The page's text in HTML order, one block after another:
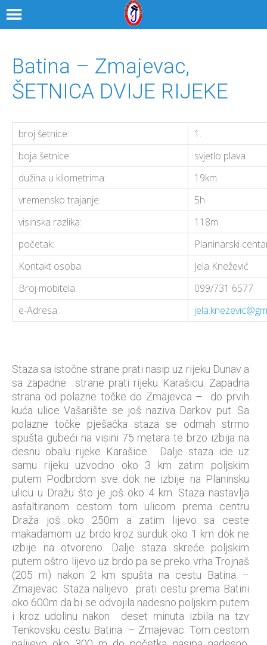
Batina – Zmajevac,
ŠETNICA DVIJE RIJEKE
broj šetnice:
1.
boja šetnice:
svjetlo plava
dužina u kilometrima:
19km
vremensko trajanje:
5h
visinska razlika:
118m
početak:
Planinarski
Kontakt osoba:
Jela Knežević
Broj mobitela:
099/731 6577
e-Adresa:
Staza sa istočne strane prati nasip uz rijeku Dunav a
sa zapadne strane prati rijeku Karašicu. Zapadna
strana od polazne točke do Zmajevca – do prvih
kuća ulice Vašarište se još naziva Darkov put. Sa
polazne točke pješačka staza se odmah strmo
spušta gubeći na visini 75 metara te brzo izbija na
desnu obalu rijeke Karašice. Dalje staza ide uz
samu rijeku uzvodno oko 3 km zatim poljskim
putem Podbrdom sve dok ne izbije na Planinsku
ulicu u Dražu što je još oko 4 km. Staza nastavlja
asfaltiranom cestom tom ulicom prema centru
Draža još oko 250m a zatim lijevo sa ceste
makadamom uz brdo kroz surduk oko 1 km dok ne
izbije na otvoreno. Dalje staza skreće poljskim
putem oštro lijevo uz brdo pa se preko vrha Trojnaš
(205 m) nakon 2 km spušta na cestu Batina –
Zmajevac. Staza nalijevo prati cestu prema Batini
oko 600m da bi se odvojila nadesno poljskim putem
i kroz udolinu nakon deset minuta izbila na tzv
Tenkovsku cestu Batina – Zmajevac. Tom cestom